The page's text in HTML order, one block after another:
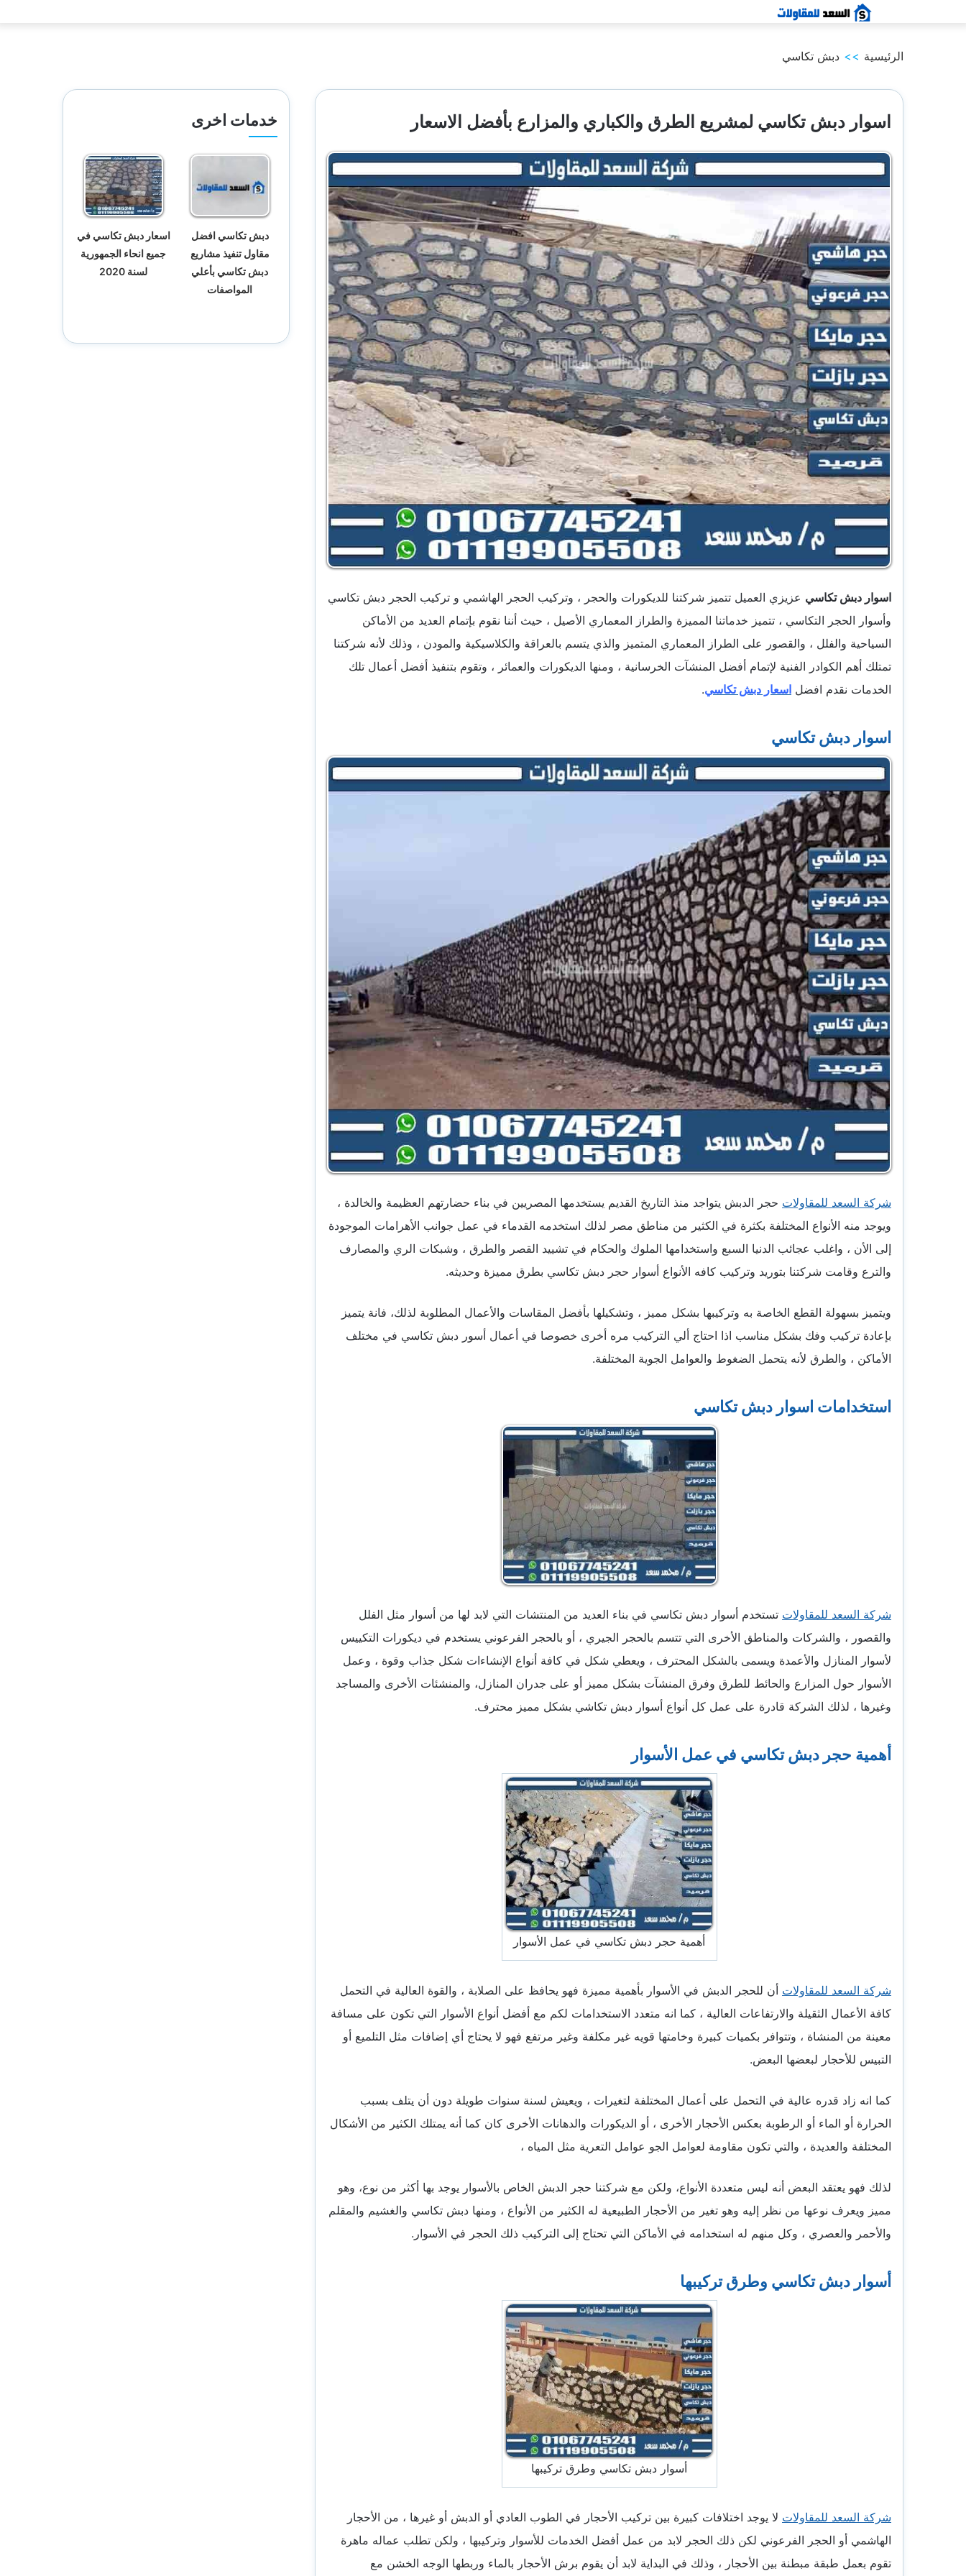
الرئيسية >> دبش تكاسي
اسوار دبش تكاسي لمشريع الطرق والكباري والمزارع بأفضل الاسعار
اسوار دبش تكاسي عزيزي العميل تتميز شركتنا للديكورات والحجر ، وتركيب الحجر الهاشمي و تركيب الحجر دبش تكاسي
وأسوار الحجر التكاسي ، تتميز خدماتنا المميزة والطراز المعماري الأصيل ، حيث أننا نقوم بإتمام العديد من الأماكن
السياحية والفلل ، والقصور على الطراز المعماري المتميز والذي يتسم بالعراقة والكلاسيكية والمودن ، وذلك لأنه شركتنا
تمتلك أهم الكوادر الفنية لإتمام أفضل المنشآت الخرسانية ، ومنها الديكورات والعمائر ، وتقوم بتنفيذ أفضل أعمال تلك
الخدمات نقدم افضل اسعار دبش تكاسي.
اسوار دبش تكاسي
شركة السعد للمقاولات حجر الدبش يتواجد منذ التاريخ القديم يستخدمها المصريين في بناء حضارتهم العظيمة والخالدة ،
ويوجد منه الأنواع المختلفة بكثرة في الكثير من مناطق مصر لذلك استخدمه القدماء في عمل جوانب الأهرامات الموجودة
إلى الأن ، واغلب عجائب الدنيا السبع واستخدامها الملوك والحكام في تشييد القصر والطرق ، وشبكات الري والمصارف
والترع وقامت شركتنا بتوريد وتركيب كافه الأنواع أسوار حجر دبش تكاسي بطرق مميزة وحديثه.
ويتميز بسهولة القطع الخاصة به وتركيبها بشكل مميز ، وتشكيلها بأفضل المقاسات والأعمال المطلوبة لذلك، فانة يتميز
بإعادة تركيب وفك بشكل مناسب اذا احتاج ألي التركيب مره أخرى خصوصا في أعمال أسور دبش تكاسي في مختلف
الأماكن ، والطرق لأنه يتحمل الضغوط والعوامل الجوية المختلفة.
استخدامات اسوار دبش تكاسي
شركة السعد للمقاولات تستخدم أسوار دبش تكاسي في بناء العديد من المنتشات التي لابد لها من أسوار مثل الفلل
والقصور ، والشركات والمناطق الأخرى التي تتسم بالحجر الجيري ، أو بالحجر الفرعوني يستخدم في ديكورات التكييس
لأسوار المنازل والأعمدة ويسمى بالشكل المحترف ، ويعطي شكل في كافة أنواع الإنشاءات شكل جذاب وقوة ، وعمل
الأسوار حول المزارع والحائط للطرق وفرق المنشآت بشكل مميز أو على جدران المنازل، والمنشئات الأخرى والمساجد
وغيرها ، لذلك الشركة قادرة على عمل كل أنواع أسوار دبش تكاشي بشكل مميز محترف.
أهمية حجر دبش تكاسي في عمل الأسوار
أهمية حجر دبش تكاسي في عمل الأسوار
شركة السعد للمقاولات أن للحجر الدبش في الأسوار بأهمية مميزة فهو يحافظ على الصلابة ، والقوة العالية في التحمل
كافة الأعمال الثقيلة والارتفاعات العالية ، كما انه متعدد الاستخدامات لكم مع أفضل أنواع الأسوار التي تكون على مسافة
معينة من المنشاة ، وتتوافر بكميات كبيرة وخامتها قويه غير مكلفة وغير مرتفع فهو لا يحتاج أي إضافات مثل التلميع أو
التبيس للأحجار لبعضها البعض.
كما انه زاد قدره عالية في التحمل على أعمال المختلفة لتغيرات ، ويعيش لسنة سنوات طويلة دون أن يتلف بسبب
الحرارة أو الماء أو الرطوبة بعكس الأحجار الأخرى ، أو الديكورات والدهانات الأخرى كان كما أنه يمتلك الكثير من الأشكال
المختلفة والعديدة ، والتي تكون مقاومة لعوامل الجو عوامل التعرية مثل المياه ،
لذلك فهو يعتقد البعض أنه ليس متعددة الأنواع، ولكن مع شركتنا حجر الدبش الخاص بالأسوار يوجد بها أكثر من نوع، وهو
مميز ويعرف نوعها من نظر إليه وهو تغير من الأحجار الطبيعية له الكثير من الأنواع ، ومنها دبش تكاسي والغشيم والمقلم
والأحمر والعصري ، وكل منهم له استخدامه في الأماكن التي تحتاج إلى التركيب ذلك الحجر في الأسوار.
أسوار دبش تكاسي وطرق تركيبها
أسوار دبش تكاسي وطرق تركيبها
شركة السعد للمقاولات لا يوجد اختلافات كبيرة بين تركيب الأحجار في الطوب العادي أو الدبش أو غيرها ، من الأحجار
الهاشمي أو الحجر الفرعوني لكن ذلك الحجر لابد من عمل أفضل الخدمات للأسوار وتركيبها ، ولكن تطلب عماله ماهرة
تقوم بعمل طبقة مبطنة بين الأحجار ، وذلك في البداية لابد أن يقوم برش الأحجار بالماء وربطها الوجه الخشن مع
خدمات اخرى
دبش تكاسي افضل
مقاول تنفيذ مشاريع
دبش تكاسي بأعلي
المواصفات
اسعار دبش تكاسي في
جميع انحاء الجمهورية
لسنة 2020